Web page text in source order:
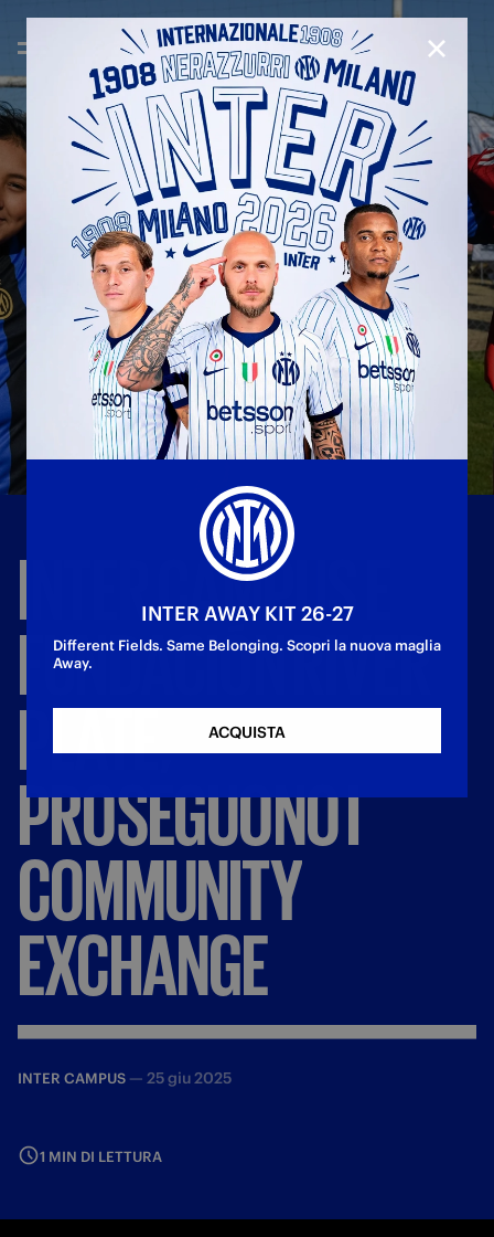
INTERCAMPUS
FUNDACIÓNRIVER
PLATE,
PROSEGUONOI
COMMUNITY
EXCHANGE
INTER CAMPUS — 25 giu 2025
1 MIN DI LETTURA
INTER AWAY KIT 26-27
Different Fields. Same Belonging. Scopri la nuova maglia
Away.
ACQUISTA